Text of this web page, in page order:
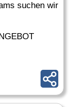
suchen wir